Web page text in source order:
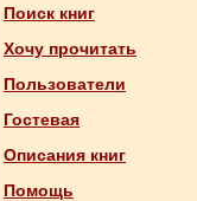
Поиск книг
Хочу прочитать
Пользователи
Гостевая
Описания книг
Помощь